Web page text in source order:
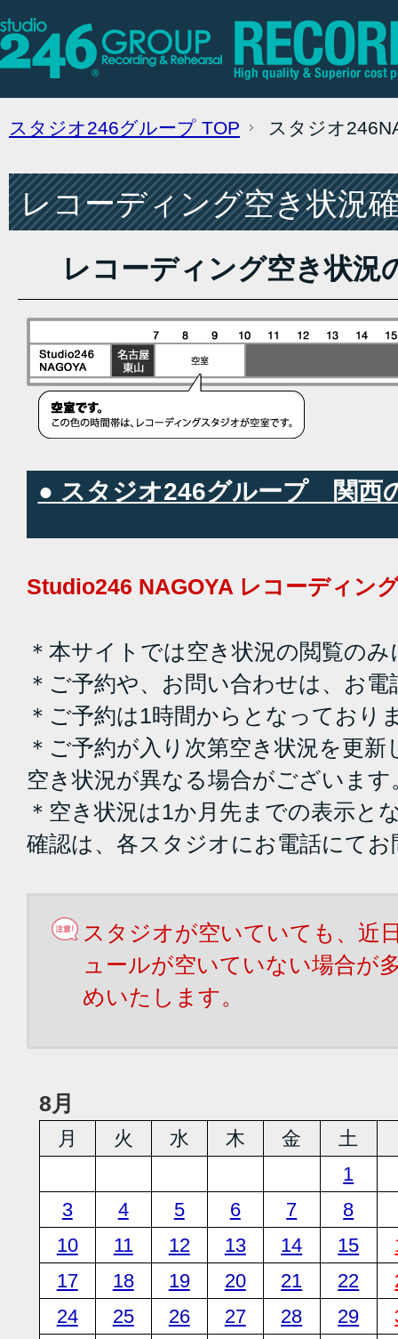
スタジオ246グループ TOP スタジオ
レコーディング空き状況
レコーディング空き状況
● スタジオ246グループ 関西
Studio246 NAGOYA レコーディン
＊本サイトでは空き状況の閲覧の
＊ご予約や、お問い合わせは、お
＊ご予約は1時間からとなっており
＊ご予約が入り次第空き状況を更
空き状況が異なる場合がございます
＊空き状況は1か月先までの表示と
確認は、各スタジオにお電話にて
スタジオが空いていても、近
ュールが空いていない場合が
めいたします。
8月
月 火 水 木 金 土
1
3
4 5 6 7
8
10
11 12 13 14 15
17
18 19 20 21 22
24
25 26 27 28 29